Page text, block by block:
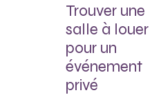
Trouver une
salle à louer
pour un
événement
privé